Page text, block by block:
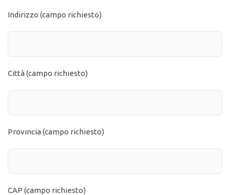
Indirizzo (campo richiesto)
Città (campo richiesto)
Provincia (campo richiesto)
CAP (campo richiesto)